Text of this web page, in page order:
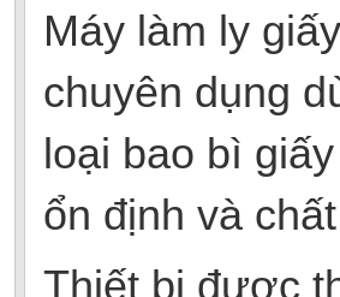
Máy làm ly
chuyên dụng
loại bao bì
ổn định và
Thiết bị được